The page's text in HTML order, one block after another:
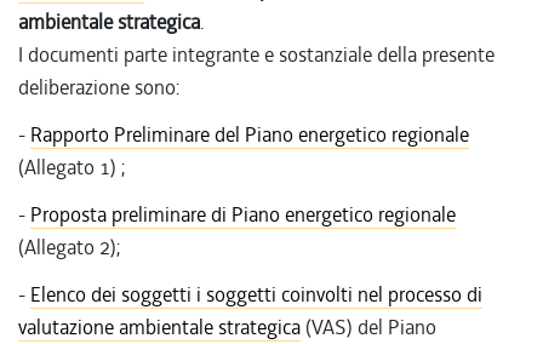
ambientale strategica.
I documenti parte integrante e sostanziale della presente
deliberazione sono:
- Rapporto Preliminare del Piano energetico regionale
(Allegato 1) ;
- Proposta preliminare di Piano energetico regionale
(Allegato 2);
- Elenco dei soggetti i soggetti coinvolti nel processo di
valutazione ambientale strategica (VAS) del Piano